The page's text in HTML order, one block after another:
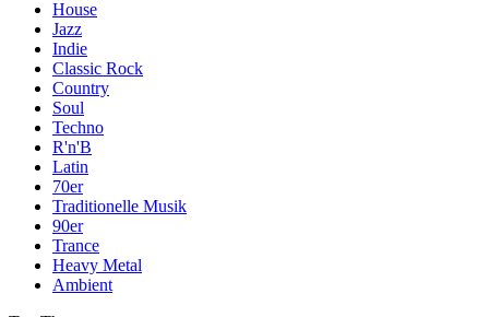
House
Jazz
Indie
Classic Rock
Country
Soul
Techno
R'n'B
Latin
70er
Traditionelle Musik
90er
Trance
Heavy Metal
Ambient